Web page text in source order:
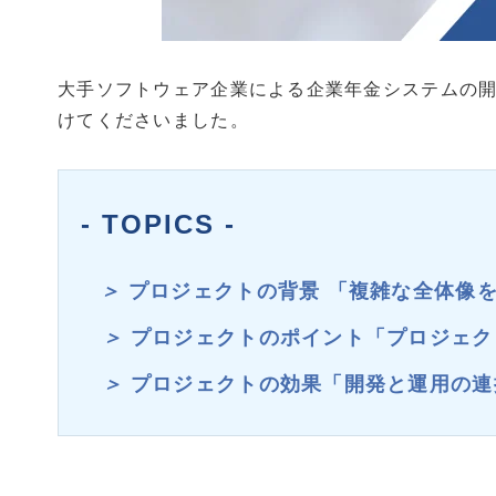
大手ソフトウェア企業による企業年金システムの
けてくださいました。
- TOPICS -
＞ プロジェクトの背景 「複雑な全体像
＞ プロジェクトのポイント「プロジェ
＞ プロジェクトの効果「開発と運用の